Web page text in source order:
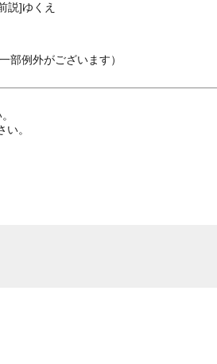
説]ゆくえ
部例外がございます）
。